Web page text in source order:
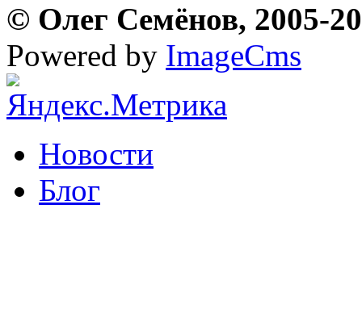
© Олег Семёнов, 2005-
Powered by ImageCms
Новости
Блог